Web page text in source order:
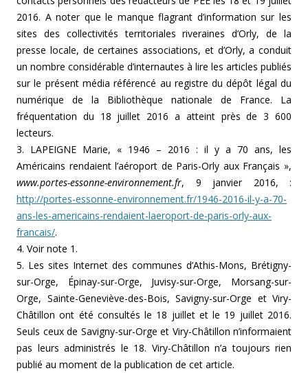
2016. A noter que le manque flagrant d’information sur les
sites des collectivités territoriales riveraines d’Orly, de la
presse locale, de certaines associations, et d’Orly, a conduit
un nombre considérable d’internautes à lire les articles publiés
sur le présent média référencé au registre du dépôt légal du
numérique de la Bibliothèque nationale de France. La
fréquentation du 18 juillet 2016 a atteint près de 3 600
lecteurs.
3. LAPEIGNE Marie, « 1946 – 2016 : il y a 70 ans, les
Américains rendaient l’aéroport de Paris-Orly aux Français »,
www.portes-essonne-environnement.fr, 9 janvier 2016, :
http://portes-essonne-environnement.fr/1946-2016-il-y-a-70-
ans-les-americains-rendaient-laeroport-de-paris-orly-aux-
francais/.
4. Voir note 1.
5. Les sites Internet des communes d’Athis-Mons, Brétigny-
sur-Orge, Épinay-sur-Orge, Juvisy-sur-Orge, Morsang-sur-
Orge, Sainte-Geneviève-des-Bois, Savigny-sur-Orge et Viry-
Châtillon ont été consultés le 18 juillet et le 19 juillet 2016.
Seuls ceux de Savigny-sur-Orge et Viry-Châtillon n’informaient
pas leurs administrés le 18. Viry-Châtillon n’a toujours rien
publié au moment de la publication de cet article.